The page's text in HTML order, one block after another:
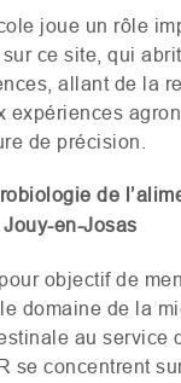
joue un rôle
ce site, qui
allant de la
expériences
de précision.
de
en-Josas
objectif de
domaine de la
au service
se concentrent